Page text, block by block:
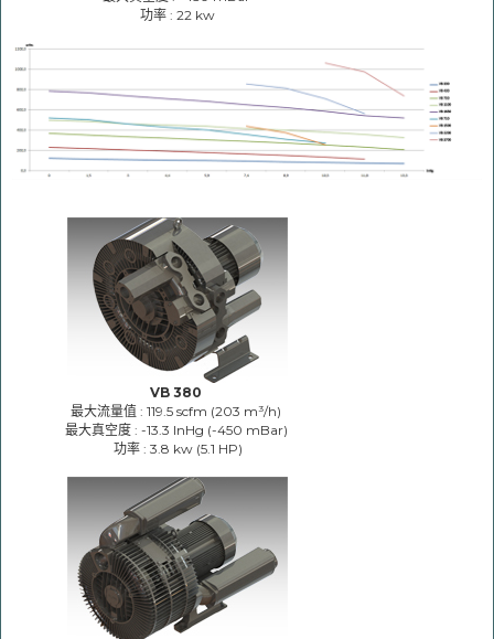
功率 : 22 kw
VB 380
最大流量值 : 119.5 scfm (203 m³/h)
最大真空度 : -13.3 InHg (-450 mBar)
功率 : 3.8 kw (5.1 HP)